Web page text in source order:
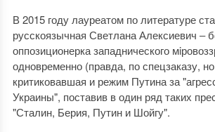
В 2015 году лауреатом по литературе
русскоязычная Светлана Алексиевич ‒
оппозиционерка западнического
одновременно (правда, по спецзаказу,
критиковавшая и режим Путина за
Украины", поставив в один ряд таких
"Сталин, Берия, Путин и Шойгу".